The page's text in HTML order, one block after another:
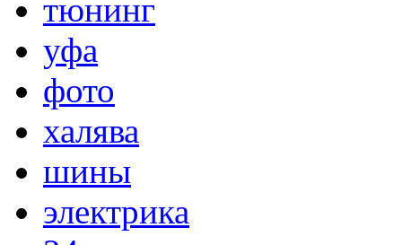
тюнинг
уфа
фото
халява
шины
электрика